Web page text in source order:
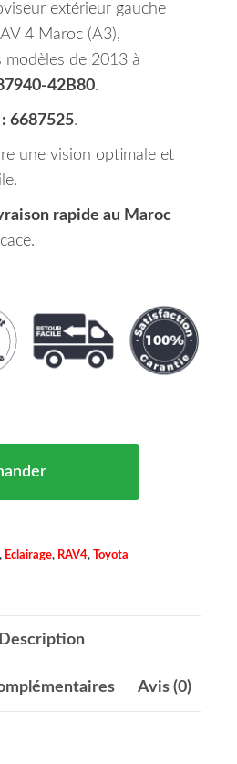
extérieur gauche
4 Maroc (A3),
modèles de 2013 à
42B80.
6687525.
une vision optimale et
rapide au Maroc
, Eclairage, RAV4, Toyota
Description
Avis (0)